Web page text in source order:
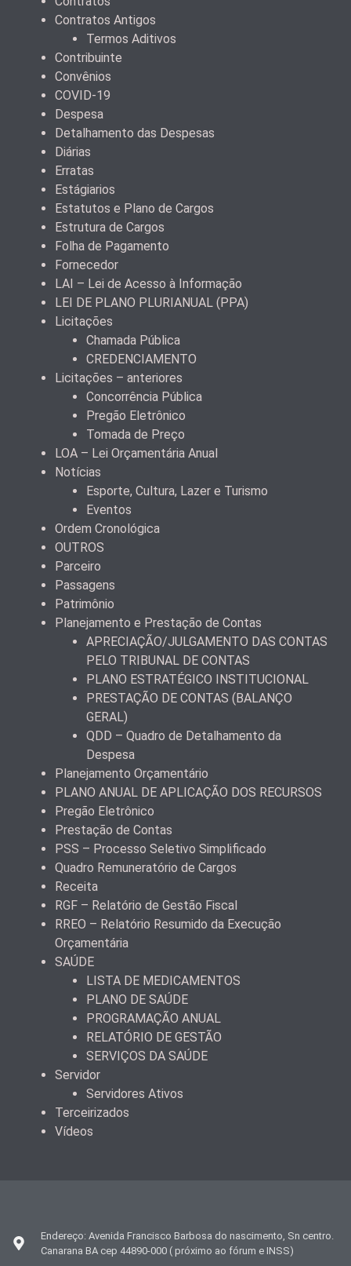
Contratos Antigos
Termos Aditivos
Contribuinte
Convênios
COVID-19
Despesa
Detalhamento das Despesas
Diárias
Erratas
Estágiarios
Estatutos e Plano de Cargos
Estrutura de Cargos
Folha de Pagamento
Fornecedor
LAI – Lei de Acesso à Informação
LEI DE PLANO PLURIANUAL (PPA)
Licitações
Chamada Pública
CREDENCIAMENTO
Licitações – anteriores
Concorrência Pública
Pregão Eletrônico
Tomada de Preço
LOA – Lei Orçamentária Anual
Notícias
Esporte, Cultura, Lazer e Turismo
Eventos
Ordem Cronológica
OUTROS
Parceiro
Passagens
Patrimônio
Planejamento e Prestação de Contas
APRECIAÇÃO/JULGAMENTO DAS CONTAS
PELO TRIBUNAL DE CONTAS
PLANO ESTRATÉGICO INSTITUCIONAL
PRESTAÇÃO DE CONTAS (BALANÇO
GERAL)
QDD – Quadro de Detalhamento da
Despesa
Planejamento Orçamentário
PLANO ANUAL DE APLICAÇÃO DOS RECURSOS
Pregão Eletrônico
Prestação de Contas
PSS – Processo Seletivo Simplificado
Quadro Remuneratório de Cargos
Receita
RGF – Relatório de Gestão Fiscal
RREO – Relatório Resumido da Execução
Orçamentária
SAÚDE
LISTA DE MEDICAMENTOS
PLANO DE SAÚDE
PROGRAMAÇÃO ANUAL
RELATÓRIO DE GESTÃO
SERVIÇOS DA SAÚDE
Servidor
Servidores Ativos
Terceirizados
Vídeos
Endereço: Avenida Francisco Barbosa do nascimento, Sn centro.
Canarana BA cep 44890-000 ( próximo ao fórum e INSS)